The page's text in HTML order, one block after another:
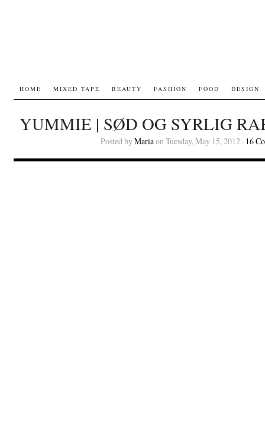
HOME MIXED TAPE BEAUTY FASHION FOOD DESIGN
YUMMIE | SØD OG SYRLIG
Posted byMariaon Tuesday, May 15, 2012 · 16